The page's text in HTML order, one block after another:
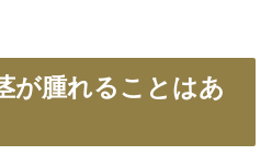
が腫れることはあ